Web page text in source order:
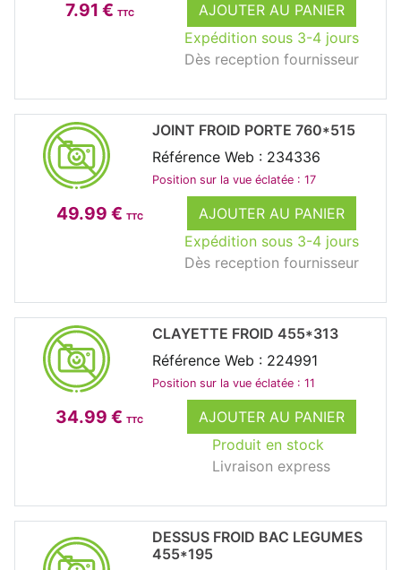
7.91 € TTC
AJOUTER AU PANIER
Expédition sous 3-4 jours
Dès reception fournisseur
49.99 € TTC
AJOUTER AU PANIER
Expédition sous 3-4 jours
Dès reception fournisseur
JOINT FROID PORTE 760*515
Référence Web : 234336
Position sur la vue éclatée : 17
34.99 € TTC
AJOUTER AU PANIER
Produit en stock
Livraison express
CLAYETTE FROID 455*313
Référence Web : 224991
Position sur la vue éclatée : 11
DESSUS FROID BAC LEGUMES
455*195